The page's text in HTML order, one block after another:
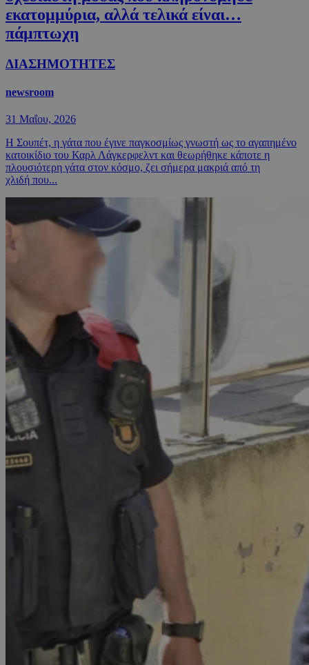
εκατομμύρια, αλλά τελικά είναι…
πάμπτωχη
ΔΙΑΣΗΜΟΤΗΤΕΣ
newsroom
31 Μαΐου, 2026
Η Σουπέτ, η γάτα που έγινε παγκοσμίως γνωστή ως το αγαπημένο
κατοικίδιο του Καρλ Λάγκερφελντ και θεωρήθηκε κάποτε η
πλουσιότερη γάτα στον κόσμο, ζει σήμερα μακριά από τη
χλιδή που...